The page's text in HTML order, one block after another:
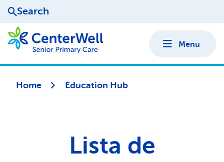
Search
Menu
Home Education Hub
Lista de